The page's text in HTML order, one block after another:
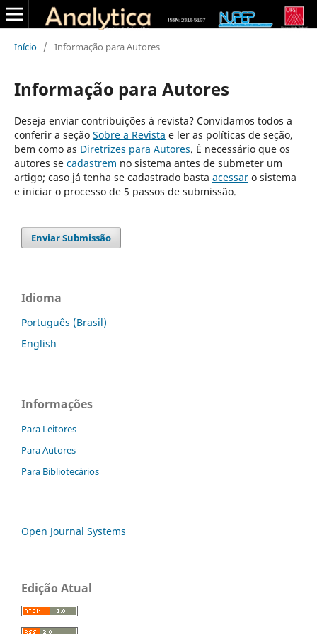
Início / Informação para Autores
Informação para Autores
Deseja enviar contribuições à revista? Convidamos todos a
conferir a seção Sobre a Revista e ler as políticas de seção,
bem como as Diretrizes para Autores. É necessário que os
autores se cadastrem no sistema antes de submeter um
artigo; caso já tenha se cadastrado basta acessaro sistema
e iniciar o processo de 5 passos de submissão.
Enviar Submissão
Idioma
Português (Brasil)
English
Informações
Para Leitores
Para Autores
Para Bibliotecários
Open Journal Systems
Edição Atual